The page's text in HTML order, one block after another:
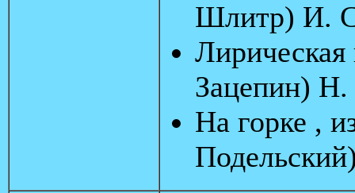
Шлитр) И.
Зацепин)
На горке ,